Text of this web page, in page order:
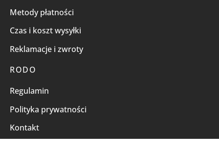
Metody płatności
Czas i koszt wysyłki
Reklamacje i zwroty
RODO
Regulamin
Polityka prywatności
Kontakt